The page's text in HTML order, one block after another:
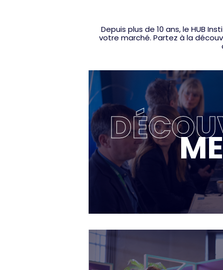
Depuis plus de 10 ans, le HUB
votre marché. Partez à la